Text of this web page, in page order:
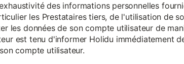
des informations personnelles
les Prestataires tiers, de l'utilisation de
les données de son compte utilisateur de
est tenu d'informer Holidu immédiatement
compte utilisateur.